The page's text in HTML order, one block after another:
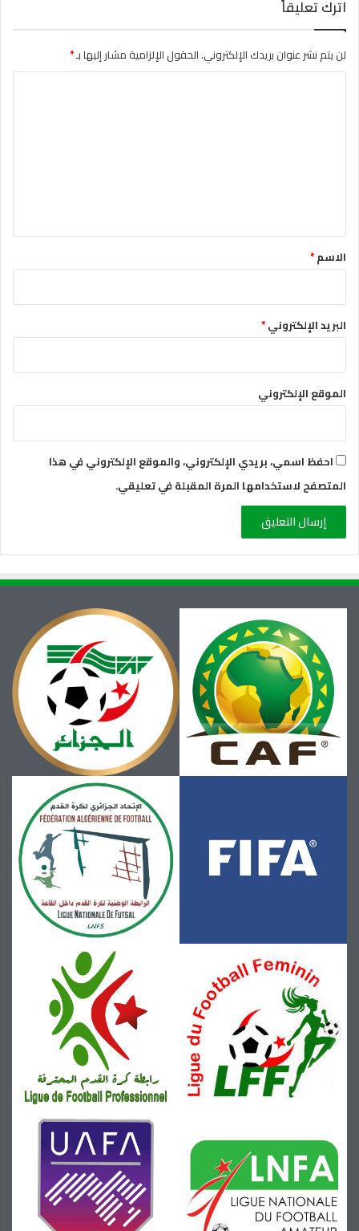
اترك تعليقاً
لن يتم نشر عنوان بريدك الإلكتروني.الحقول الإلزامية مشار إليها بـ*
*الاسم*
البريد الإلكتروني*
الموقع الإلكتروني
احفظ اسمي، بريدي الإلكتروني، والموقع الإلكتروني في هذا
المتصفح لاستخدامها المرة المقبلة في تعليقي.